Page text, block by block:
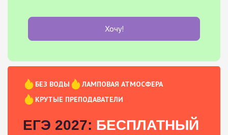
Хочу!
БЕЗ ВОДЫ
ЛАМПОВАЯ АТМОСФЕРА
КРУТЫЕ ПРЕПОДАВАТЕЛИ
ЕГЭ 2027: БЕСПЛАТНЫЙ